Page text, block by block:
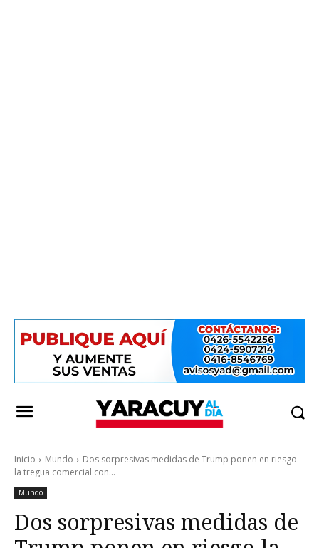
Inicio Mundo
Dos sorpresivas medidas de Trump ponen en riesgo
la tregua comercial con...
Mundo
Dos sorpresivas medidas de